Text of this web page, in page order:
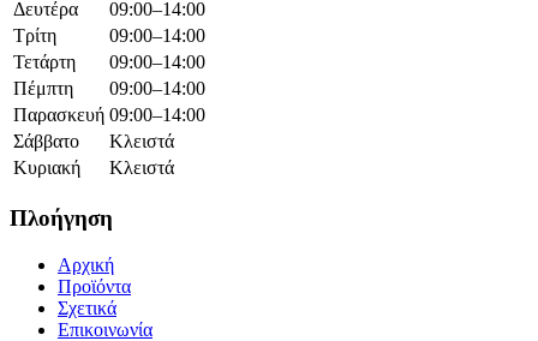
Δευτέρα
09:00–14:00
Τρίτη
09:00–14:00
Τετάρτη
09:00–14:00
Πέμπτη
09:00–14:00
Παρασκευή 09:00–14:00
Σάββατο
Κλειστά
Κυριακή
Κλειστά
Πλοήγηση
Αρχική
Προϊόντα
Σχετικά
Επικοινωνία